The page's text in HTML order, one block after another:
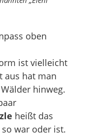
oben
ist vielleicht
aus hat man
hinweg.
heißt das
war oder ist.